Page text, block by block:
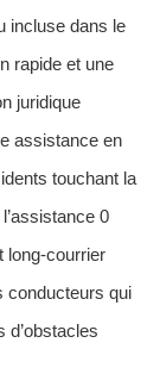
incluse dans le
rapide et une
juridique
assistance en
touchant la
0
long-courrier
conducteurs qui
d’obstacles